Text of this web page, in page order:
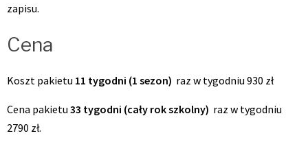
zapisu.
Cena
Koszt pakietu 11 tygodni (1 sezon) raz w tygodniu 930 zł
Cena pakietu 33 tygodni (cały rok szkolny) raz w tygodniu
2790 zł.